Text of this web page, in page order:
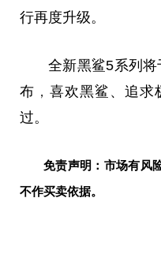
行再度升级。
全新黑鲨5系列
布 ， 喜欢黑鲨、追求
过。
免责声明：市场有风
不作买卖依据。